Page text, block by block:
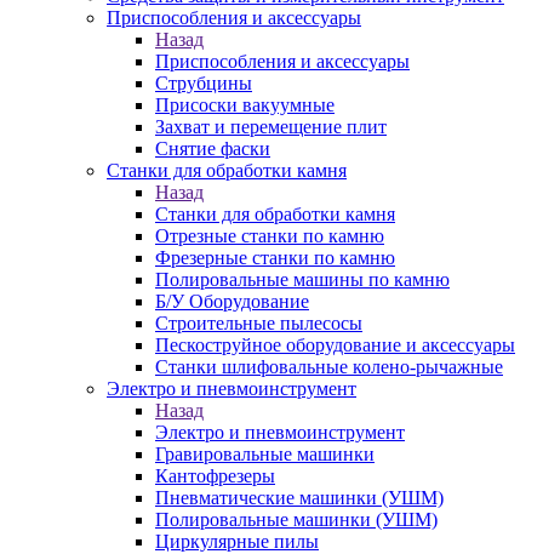
Приспособления и аксессуары
Назад
Приспособления и аксессуары
Струбцины
Присоски вакуумные
Захват и перемещение плит
Снятие фаски
Станки для обработки камня
Назад
Станки для обработки камня
Отрезные станки по камню
Фрезерные станки по камню
Полировальные машины по камню
Б/У Оборудование
Строительные пылесосы
Пескоструйное оборудование и аксессуары
Станки шлифовальные колено-рычажные
Электро и пневмоинструмент
Назад
Электро и пневмоинструмент
Гравировальные машинки
Кантофрезеры
Пневматические машинки (УШМ)
Полировальные машинки (УШМ)
Циркулярные пилы